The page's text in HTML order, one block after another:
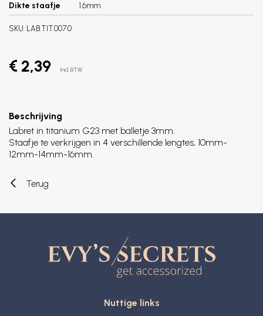
Dikte staafje
1.6mm
SKU: LAB.TIT.007.0
€ 2,39 Incl. BTW
Beschrijving
Labret in titanium G23 met balletje 3mm.
Staafje te verkrijgen in 4 verschillende lengtes, 10mm-
12mm-14mm-16mm.
Terug
Nuttige links